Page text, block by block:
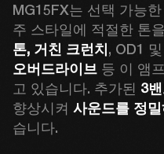
MG15FX는 선택 가능한
주 스타일에 적절한 톤
톤, 거친 크런치, OD1
오버드라이브 등 이 앰
고 있습니다. 추가된 3
향상시켜 사운드를 정
습니다.